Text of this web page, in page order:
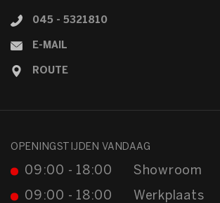
045 - 5321810
E-MAIL
ROUTE
OPENINGSTIJDEN VANDAAG
Showroom
09:00 - 18:00
Werkplaats
09:00 - 18:00